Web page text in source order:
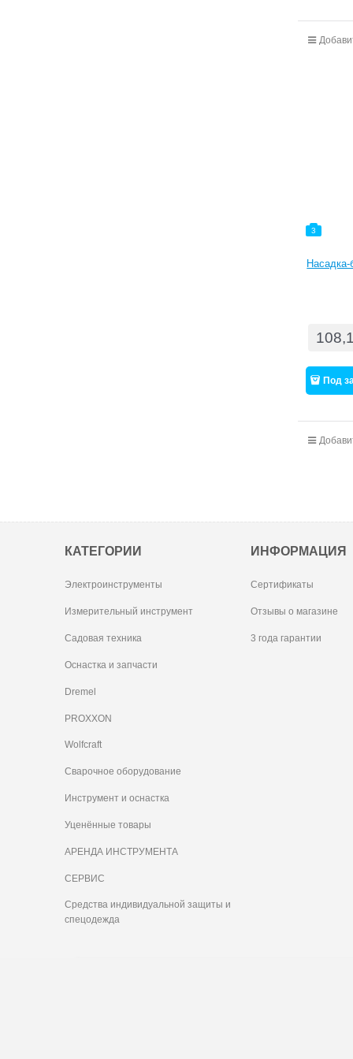
3
Под
КАТЕГОРИИ
Электроинструменты
Измерительный инструмент
Садовая техника
Оснастка и запчасти
Dremel
PROXXON
Wolfcraft
Сварочное оборудование
Инструмент и оснастка
Уценённые товары
АРЕНДА ИНСТРУМЕНТА
СЕРВИС
Средства индивидуальной защиты и
спецодежда
ИНФОРМАЦИЯ
Сертификаты
Отзывы о магазине
3 года гарантии